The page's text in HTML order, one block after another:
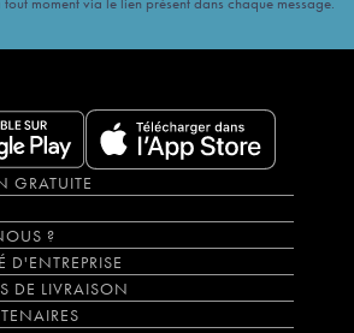
GRATUITE
?
D'ENTREPRISE
DE LIVRAISON